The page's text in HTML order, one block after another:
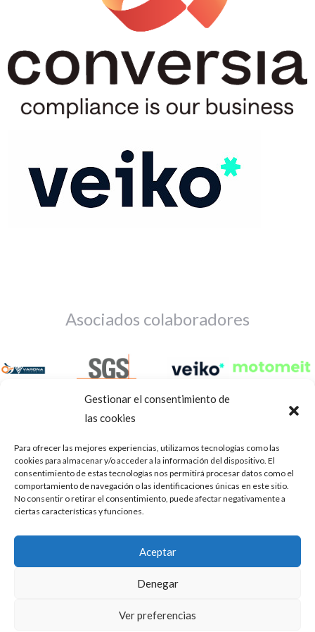
Gestionar el consentimiento de
las cookies
Para ofrecer las mejores experiencias, utilizamos tecnologías como las
cookies para almacenar y/o acceder a la información del dispositivo. El
consentimiento de estas tecnologías nos permitirá procesar datos como el
comportamiento de navegación o las identificaciones únicas en este sitio.
No consentir o retirar el consentimiento, puede afectar negativamente a
ciertas características y funciones.
Aceptar
Denegar
Ver preferencias
Asociados colaboradores
Aviso Legal Política de privacidad Portal de transparencia
ASOCIACIÓN DE TALLERES DE REPARACIÓN DE
AUTOMÓVILES • CIF: G14023832
Mediación, Arbitraje y Conciliación, de la Consejería de Empleo
Puedes aprender más sobre qué cookies utilizamos o